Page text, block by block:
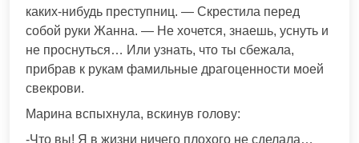
каких-нибудь преступниц. — Скрестила перед
собой руки Жанна. — Не хочется, знаешь, уснуть и
не проснуться… Или узнать, что ты сбежала,
прибрав к рукам фамильные драгоценности моей
свекрови.
Марина вспыхнула, вскинув голову:
-Что вы! Я в жизни ничего плохого не сделала…